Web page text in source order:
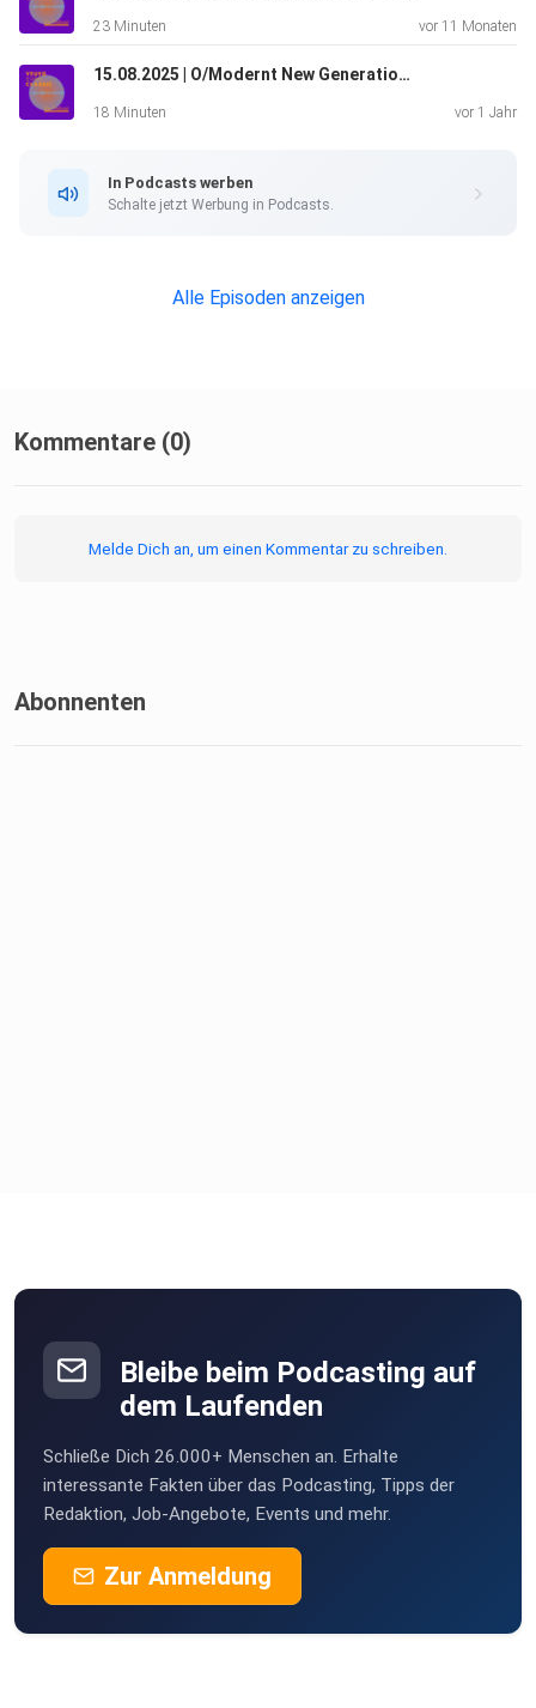
23 Minuten vor 11 Monaten
15.08.2025 | O/Modernt New Generation Symphony Orchestra
18 Minuten vor 1 Jahr
In Podcasts werben
Schalte jetzt Werbung in Podcasts.
Alle Episoden anzeigen
Kommentare (0)
Melde Dich an, um einen Kommentar zu schreiben.
Abonnenten
Bleibe beim Podcasting auf
dem Laufenden
Schließe Dich 26.000+ Menschen an. Erhalte
interessante Fakten über das Podcasting, Tipps der
Redaktion, Job-Angebote, Events und mehr.
Zur Anmeldung